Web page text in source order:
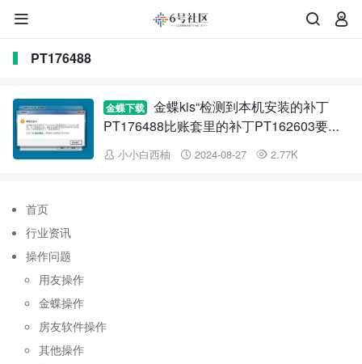



PT176488
金蝶下载
金蝶kis“检测到本机安装的补丁
PT176488比账套里的补丁PT162603要
新，为了数据安全性，请联系金蝶授权服务
商保持本机安装的补丁和账套里的补丁一致
 小小白西柚  2024-08-27  2.77K
首页
行业资讯
操作问题
用友操作
金蝶操作
房友软件操作
其他操作